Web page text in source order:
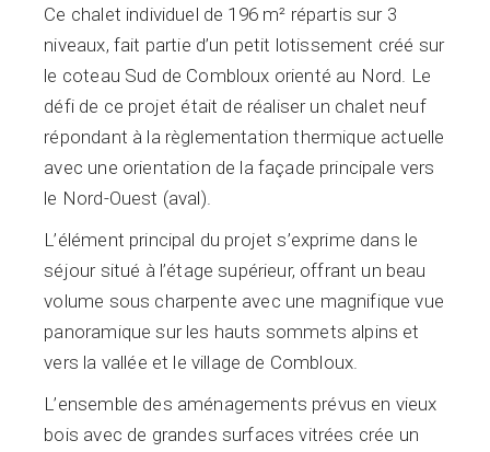
Ce chalet individuel de 196 m² répartis sur 3
niveaux, fait partie d’un petit lotissement créé sur
le coteau Sud de Combloux orienté au Nord. Le
défi de ce projet était de réaliser un chalet neuf
répondant à la règlementation thermique actuelle
avec une orientation de la façade principale vers
le Nord-Ouest (aval).
L’élément principal du projet s’exprime dans le
séjour situé à l’étage supérieur, offrant un beau
volume sous charpente avec une magnifique vue
panoramique sur les hauts sommets alpins et
vers la vallée et le village de Combloux.
L’ensemble des aménagements prévus en vieux
bois avec de grandes surfaces vitrées crée un